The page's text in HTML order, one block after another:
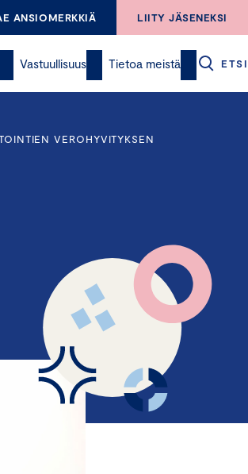
ANSIOMERKKIÄ LIITY JÄSENEKSI
Vastuullisuus Tietoa meistä ETSI
VEROHYVITYKSEN